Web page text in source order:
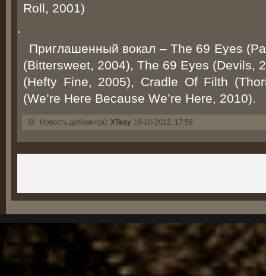
Roll, 2001)
.
Приглашенный вокал – The 69 Eyes
(Bittersweet, 2004), The 69 Eyes (Devils,
(Hefty Fine, 2005), Cradle Of Filth
(We’re Here Because We’re Here, 2010).
Новость добавил(а): XTasy 16-10-2012, 17:59